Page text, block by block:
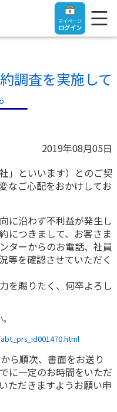
マイページ
ログイン
のご請求
業経営でお悩みの方はこ
調査を実施して
2019年08月05日
」といいます）とのご契
なご心配をおかけしてお
に沿わず不利益が発生し
につきまして、お客さま
ターからのお電話、社員
等を確認させていただく
を賜りたく、何卒よろし
ら順次、書面をお送り
に一定のお時間をいただ
ただきますようお願い申